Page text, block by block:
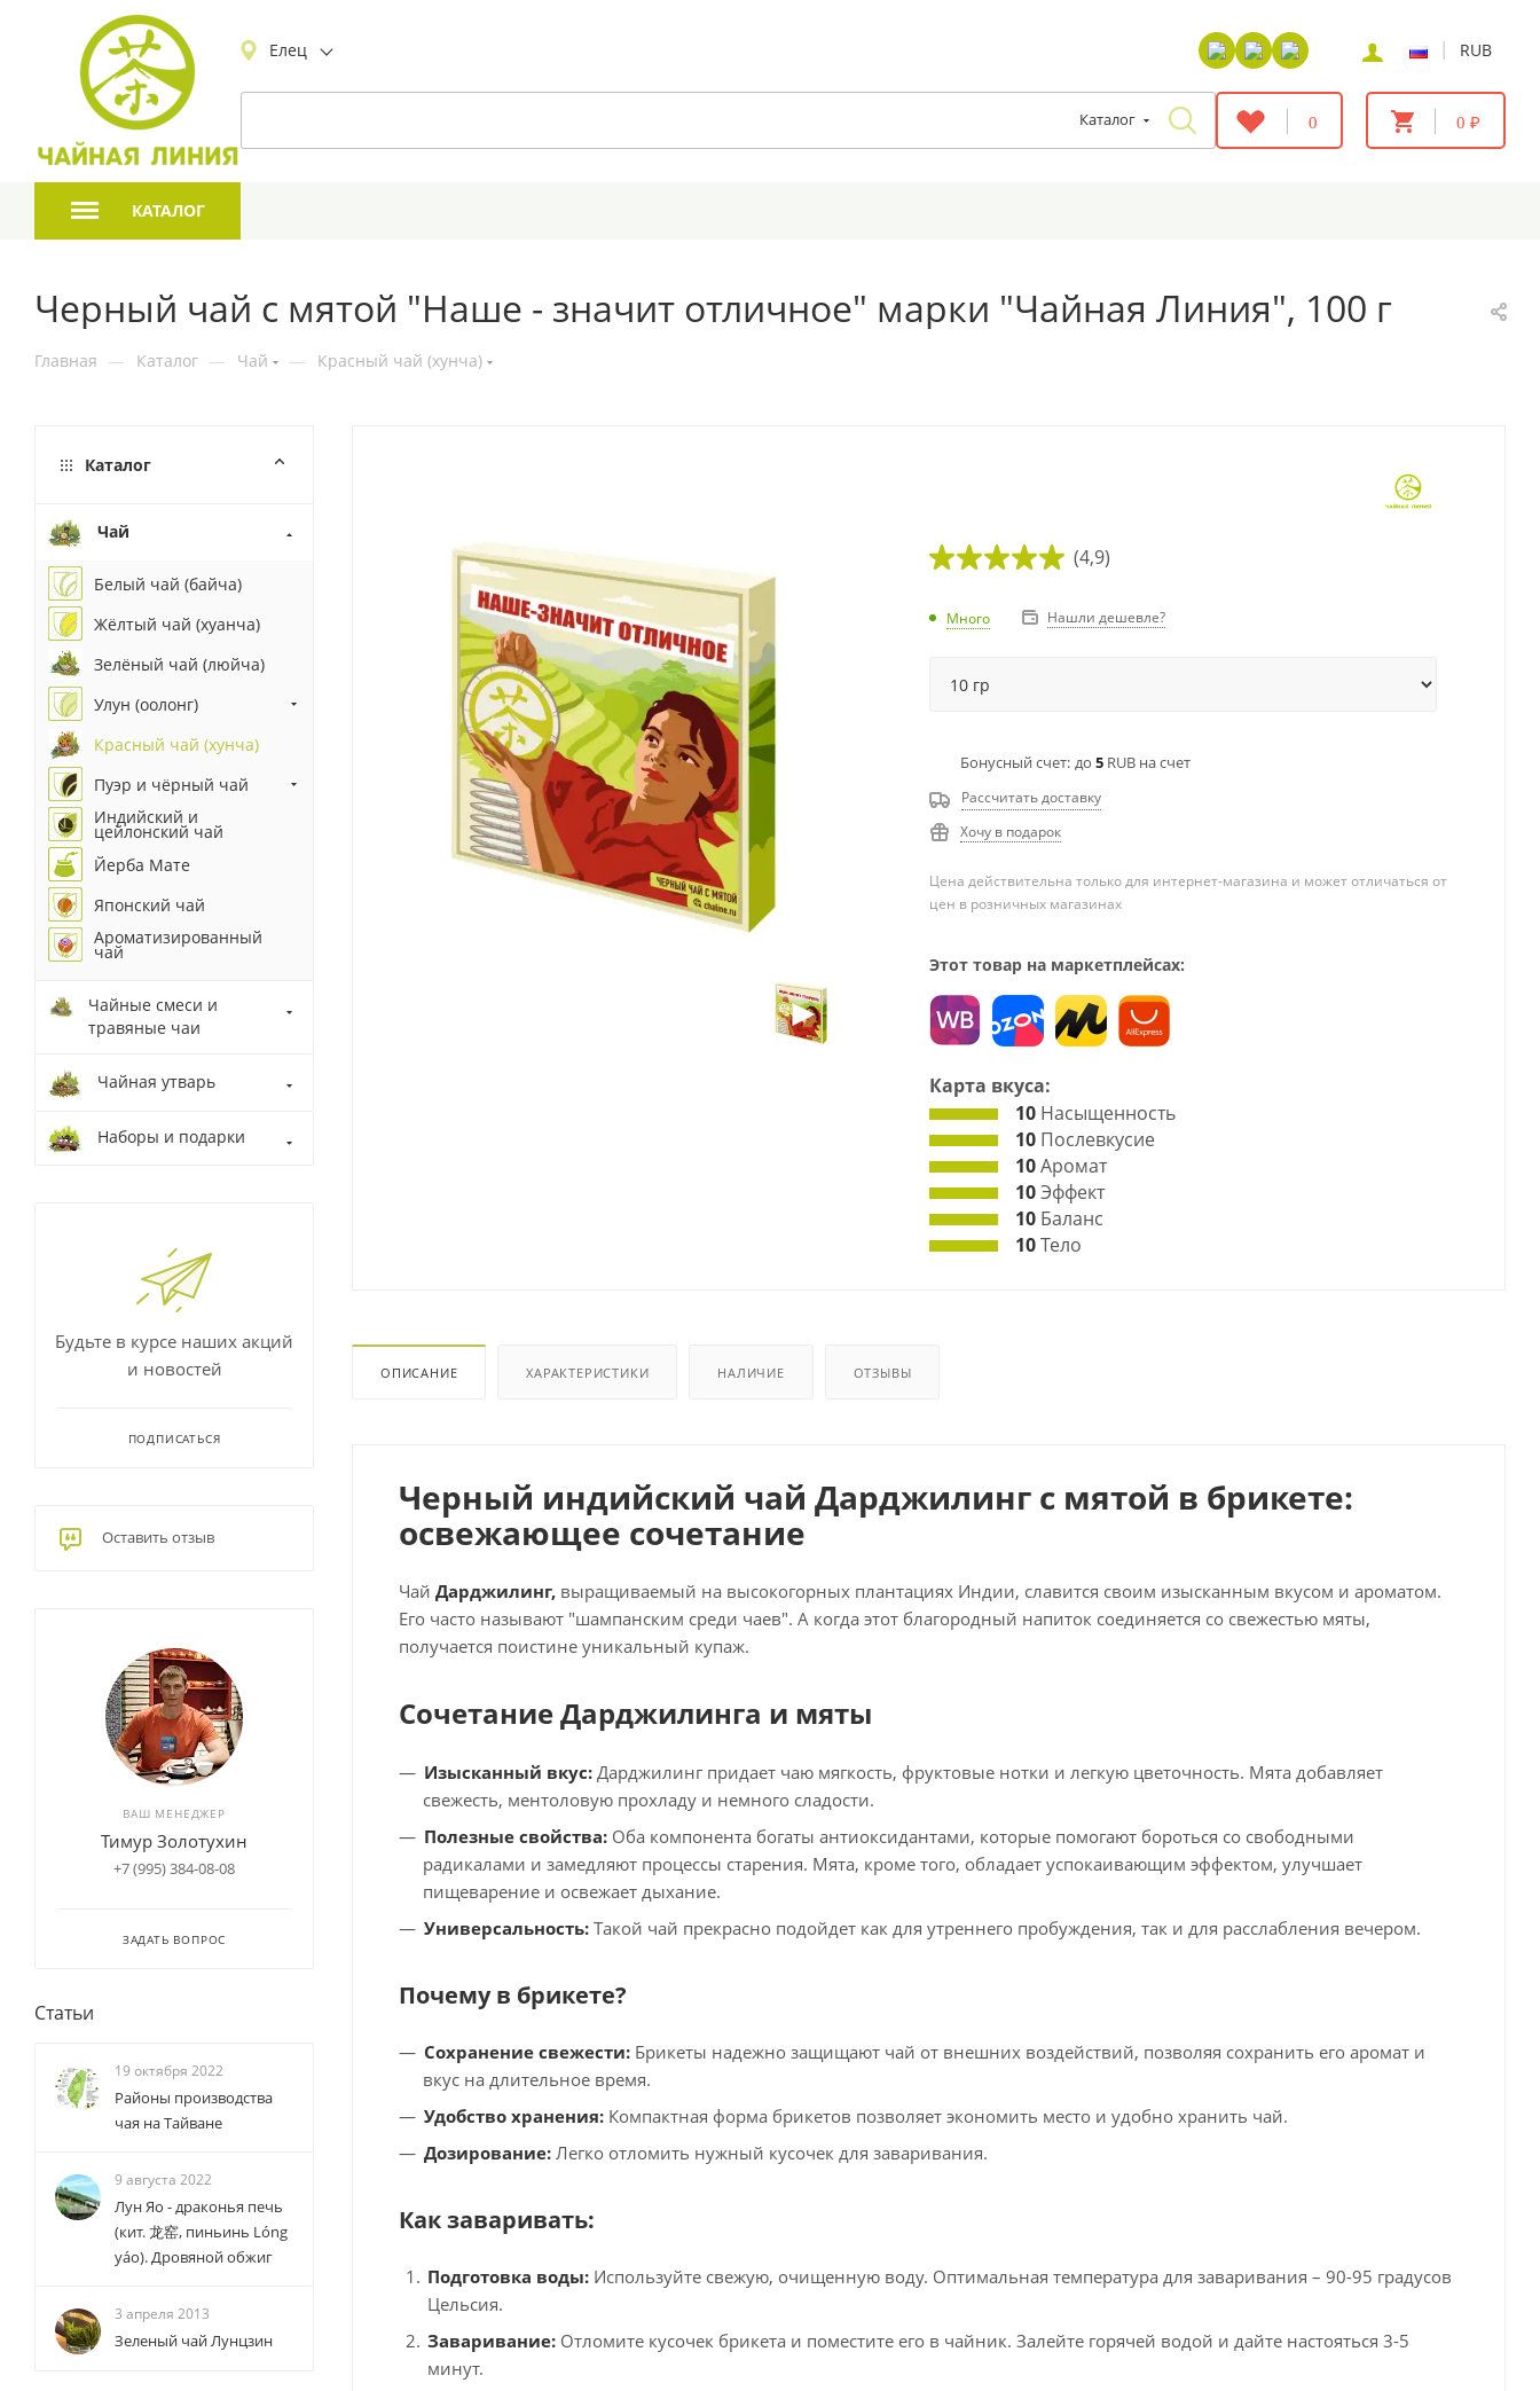
Елец | RUB
Каталог 0 0 ₽
КАТАЛОГ
Черный чай с мятой "Наше - значит отличное" марки "Чайная Линия", 100 г
Главная — Каталог — Чай — Красный чай (хунча)
(4,9)
Много Нашли дешевле?
Бонусный счет: до 5RUB на счет
Рассчитать доставку
Хочу в подарок
Цена действительна только для интернет-магазина и может отличаться от
цен в розничных магазинах
Этот товар на маркетплейсах:
Карта вкуса:
10Насыщенность
10Послевкусие
10Аромат
10Эффект
10Баланс
10Тело
ОПИСАНИЕ ХАРАКТЕРИСТИКИ НАЛИЧИЕ ОТЗЫВЫ
Черный индийский чай Дарджилинг с мятой в брикете:
освежающее сочетание
Чай Дарджилинг, выращиваемый на высокогорных плантациях Индии, славится своим изысканным вкусом и ароматом.
Его часто называют "шампанским среди чаев". А когда этот благородный напиток соединяется со свежестью мяты,
получается поистине уникальный купаж.
Сочетание Дарджилинга и мяты
Изысканный вкус: Дарджилинг придает чаю мягкость, фруктовые нотки и легкую цветочность. Мята добавляет
свежесть, ментоловую прохладу и немного сладости.
Полезные свойства: Оба компонента богаты антиоксидантами, которые помогают бороться со свободными
радикалами и замедляют процессы старения. Мята, кроме того, обладает успокаивающим эффектом, улучшает
пищеварение и освежает дыхание.
Универсальность: Такой чай прекрасно подойдет как для утреннего пробуждения, так и для расслабления вечером.
Почему в брикете?
Сохранение свежести: Брикеты надежно защищают чай от внешних воздействий, позволяя сохранить его аромат и
вкус на длительное время.
Удобство хранения: Компактная форма брикетов позволяет экономить место и удобно хранить чай.
Дозирование: Легко отломить нужный кусочек для заваривания.
Как заваривать:
Подготовка воды: Используйте свежую, очищенную воду. Оптимальная температура для заваривания – 90-95 градусов
Цельсия.
Заваривание: Отломите кусочек брикета и поместите его в чайник. Залейте горячей водой и дайте настояться 3-5
минут.
Каталог
Чай
Белый чай (байча)
Жёлтый чай (хуанча)
Зелёный чай (люйча)
Улун (оолонг)
Красный чай (хунча)
Пуэр и чёрный чай
Индийский и
цейлонский чай
Йерба Мате
Японский чай
Ароматизированный
чай
Чайные смеси и
травяные чаи
Чайная утварь
Наборы и подарки
Будьте в курсе наших акций
и новостей
ПОДПИСАТЬСЯ
Оставить отзыв
ВАШ МЕНЕДЖЕР
Тимур Золотухин
+7 (995) 384-08-08
ЗАДАТЬ ВОПРОС
Статьи
19 октября 2022
Районы производства
чая на Тайване
9 августа 2022
Лун Яо - драконья печь
(кит. 龙窑, пиньинь Lóng
yáo). Дровяной обжиг
3 апреля 2013
Зеленый чай Лунцзин